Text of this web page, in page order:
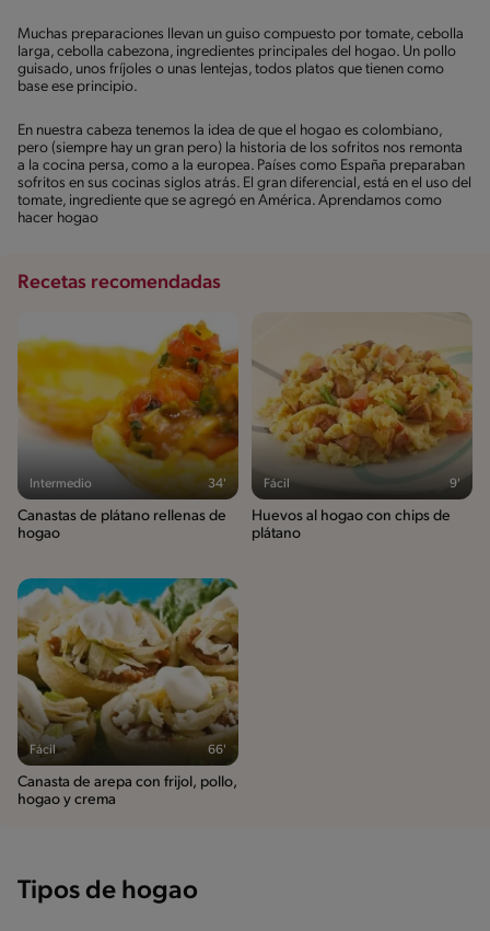
Muchas preparaciones llevan un guiso compuesto por tomate, cebolla
larga, cebolla cabezona, ingredientes principales del hogao. Un pollo
guisado, unos fríjoles o unas lentejas, todos platos que tienen como
base ese principio.
En nuestra cabeza tenemos la idea de que el hogao es colombiano,
pero (siempre hay un gran pero) la historia de los sofritos nos remonta
a la cocina persa, como a la europea. Países como España preparaban
sofritos en sus cocinas siglos atrás. El gran diferencial, está en el uso del
tomate, ingrediente que se agregó en América. Aprendamos como
hacer hogao
Recetas recomendadas
Intermedio 34'
Canastas de plátano rellenas de
hogao
Fácil 9'
Huevos al hogao con chips de
plátano
Fácil 66'
Canasta de arepa con frijol, pollo,
hogao y crema
Tipos de hogao